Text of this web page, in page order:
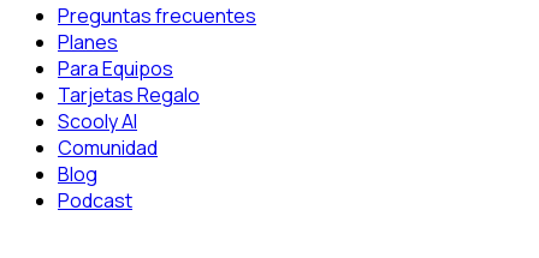
Preguntas frecuentes
Planes
Para Equipos
Tarjetas Regalo
Scooly AI
Comunidad
Blog
Podcast